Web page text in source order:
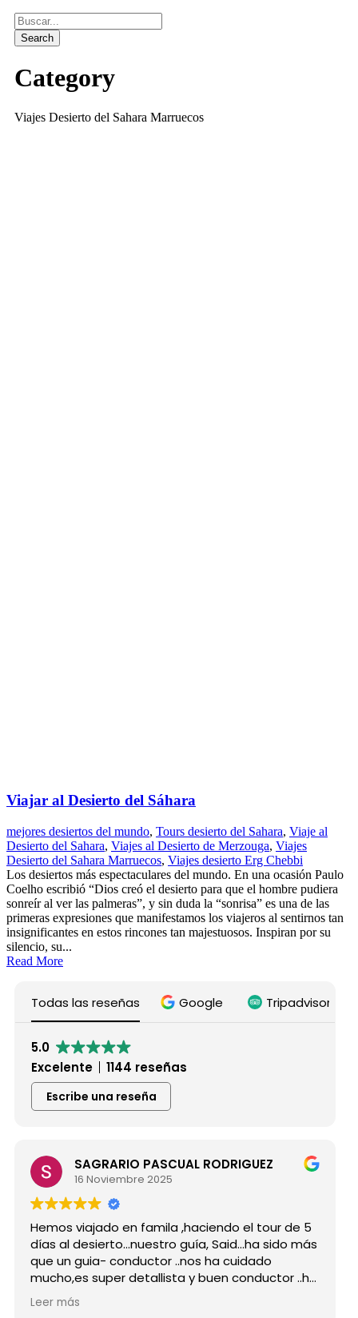
Category
Viajes Desierto del Sahara Marruecos
Viajar al Desierto del Sáhara
mejores desiertos del mundo, Tours desierto del Sahara, Viaje al
Desierto del Sahara, Viajes al Desierto de Merzouga, Viajes
Desierto del Sahara Marruecos, Viajes desierto Erg Chebbi
Los desiertos más espectaculares del mundo. En una ocasión Paulo
Coelho escribió “Dios creó el desierto para que el hombre pudiera
sonreír al ver las palmeras”, y sin duda la “sonrisa” es una de las
primeras expresiones que manifestamos los viajeros al sentirnos tan
insignificantes en estos rincones tan majestuosos. Inspiran por su
silencio, su...
Read More
Todas las reseñas Google Tripadvisor
5.0
Excelente
1144 reseñas
Escribe una reseña
SAGRARIO PASCUAL RODRIGUEZ
16 Noviembre 2025
viajado en famila ,haciendo el tour de 5
guía, Said...ha sido más
guia- conductor ..nos ha cuidado
super detallista y buen conductor ..ha
atento a todas nuestras peticiones y
muchos lugares
Hicimos
grupo de
Desde mi